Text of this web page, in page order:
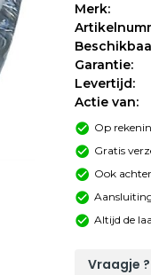
Merk:
Garantie:
Levertijd:
Actie van:
Op
Gratis
Ook
Altijd de
Vraagje ?